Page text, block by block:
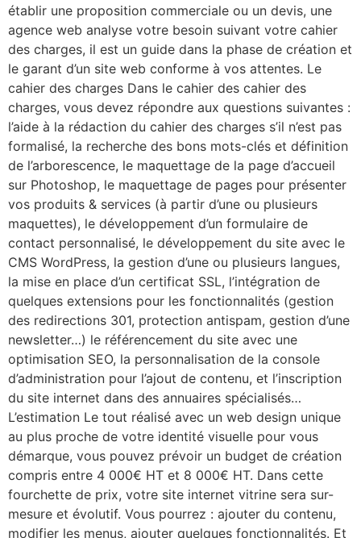
établir une proposition commerciale ou un devis, une
agence web analyse votre besoin suivant votre cahier
des charges, il est un guide dans la phase de création et
le garant d’un site web conforme à vos attentes. Le
cahier des charges Dans le cahier des cahier des
charges, vous devez répondre aux questions suivantes :
l’aide à la rédaction du cahier des charges s’il n’est pas
formalisé, la recherche des bons mots-clés et définition
de l’arborescence, le maquettage de la page d’accueil
sur Photoshop, le maquettage de pages pour présenter
vos produits & services (à partir d’une ou plusieurs
maquettes), le développement d’un formulaire de
contact personnalisé, le développement du site avec le
CMS WordPress, la gestion d’une ou plusieurs langues,
la mise en place d’un certificat SSL, l’intégration de
quelques extensions pour les fonctionnalités (gestion
des redirections 301, protection antispam, gestion d’une
newsletter…) le référencement du site avec une
optimisation SEO, la personnalisation de la console
d’administration pour l’ajout de contenu, et l’inscription
du site internet dans des annuaires spécialisés…
L’estimation Le tout réalisé avec un web design unique
au plus proche de votre identité visuelle pour vous
démarque, vous pouvez prévoir un budget de création
compris entre 4 000€ HT et 8 000€ HT. Dans cette
fourchette de prix, votre site internet vitrine sera sur-
mesure et évolutif. Vous pourrez : ajouter du contenu,
modifier les menus, ajouter quelques fonctionnalités. Et